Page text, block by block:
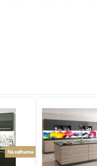
Na zalihama